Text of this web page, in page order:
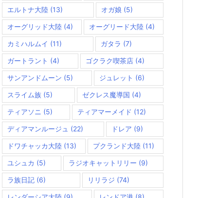
エルトナ大陸 (13) オガ娘 (5)
オーグリッド大陸 (4) オーグリード大陸 (4)
カミハルムイ (11) ガタラ (7)
ガートラント (4) ゴクラク喫茶店 (4)
サンアンドムーン (5) ジュレット (6)
スライム族 (5) ゼクレス魔導国 (4)
ティアソニ (5) ティアマーメイド (12)
ディアマンルージュ (22) ドレア (9)
ドワチャッカ大陸 (13) プクランド大陸 (11)
ユシュカ (5) ラジオキャットリリー (9)
ラ族日記 (6) リリラジ (74)